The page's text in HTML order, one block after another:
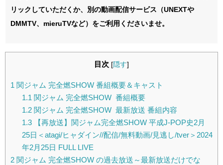
リックしていただくか、別の動画配信サービス（UNEXTや
DMMTV、mieruTVなど）をご利用くださいませ。
目次 [隠す]
1 関ジャム 完全燃SHOW 番組概要＆キャスト
1.1 関ジャム 完全燃SHOW 番組概要
1.2関ジャム 完全燃SHOW 最新放送 番組内容
1.3【再放送】関ジャム完全燃SHOW 平成J-POP史2月
25日＜atagi/ヒャダイン//配信/無料動画/見逃し/tver＞2024
年2月25日 FULL LIVE
2 関ジャム 完全燃SHOW の過去放送～最新放送だけでな